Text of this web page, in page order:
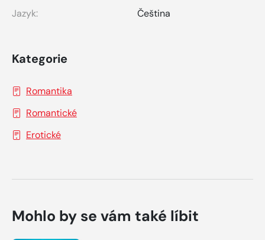
Jazyk:
Čeština
Kategorie
Romantika
Romantické
Erotické
Mohlo by se vám také líbit